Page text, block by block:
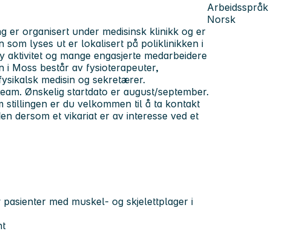
Arbeidsspråk
Norsk
er organisert under medisinsk klinikk og er
som lyses ut er lokalisert på poliklinikken i
og mange engasjerte medarbeidere
i Moss består av fysioterapeuter,
medisin og sekretærer.
Ønskelig startdato er august/september.
stillingen er du velkommen til å ta kontakt
dersom et vikariat er av interesse ved et
med muskel- og skjelettplager i